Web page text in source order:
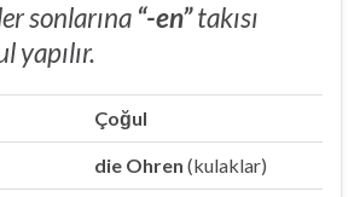
sonlarına “-en”takısı
yapılır.
Çoğul
die Ohren (kulaklar)